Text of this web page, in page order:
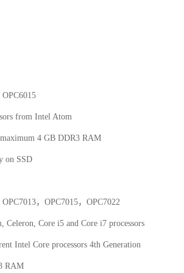
Intel Atom
4 GB DDR3 RAM
SSD
，OPC7015，OPC7022
i5 and Core i7 processors
processors 4th Generation